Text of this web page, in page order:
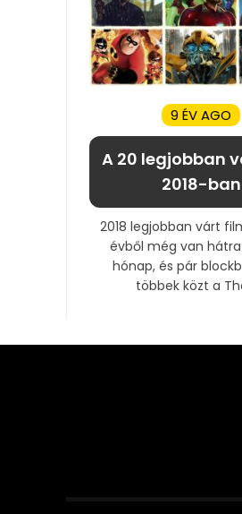
9 ÉV AGO
A 20 legjobban
2018-ban
2018 legjobban várt
évből még van
hónap, és pár
többek közt a